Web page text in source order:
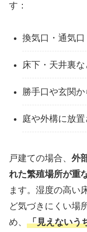
す：
換気口・通気
床下・天井裏
勝手口や玄関か
庭や外構に放
戸建ての場合、 外
れた繁殖場所が重
ます。湿度の高い
ど気づきにくい場
め、 「見えないう